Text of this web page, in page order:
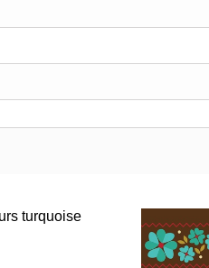
turquoise